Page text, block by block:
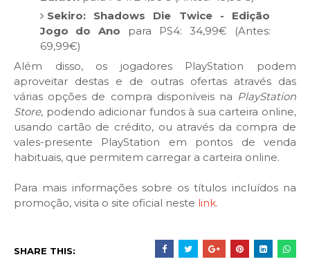
Sekiro: Shadows Die Twice - Edição
Jogo do Ano para PS4: 34,99€ (Antes:
69,99€)
Além disso, os jogadores PlayStation podem
aproveitar destas e de outras ofertas através das
várias opções de compra disponíveis na PlayStation
Store, podendo adicionar fundos à sua carteira online,
usando cartão de crédito, ou através da compra de
vales-presente PlayStation em pontos de venda
habituais, que permitem carregar a carteira online.
Para mais informações sobre os títulos incluídos na
promoção, visita o site oficial neste link.
SHARE THIS: